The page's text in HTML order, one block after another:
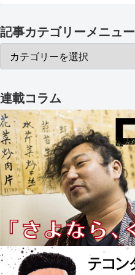
記事カテゴリーメニュー
連載コラム